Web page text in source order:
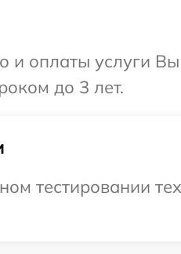
и оплаты услуги
до 3 лет.
тестировании